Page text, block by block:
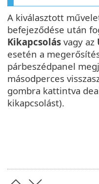
A kiválasztott
befejeződése után
Kikapcsolás vagy az
esetén a
párbeszédpanel
másodperces
gombra kattintva
kikapcsolást).